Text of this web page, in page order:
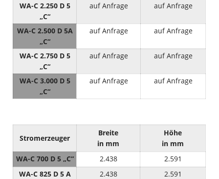
WA-C 2.250 D 5
„C“
auf Anfrage auf Anfrage
WA-C 2.500 D 5A
„C“
auf Anfrage auf Anfrage
WA-C 2.750 D 5
„C“
auf Anfrage auf Anfrage
WA-C 3.000 D 5
„C“
auf Anfrage auf Anfrage
Stromerzeuger
Breite
in mm
Höhe
in mm
WA-C 700 D 5 „C“
2.438
2.591
WA-C 825 D 5 A
2.438 2.591